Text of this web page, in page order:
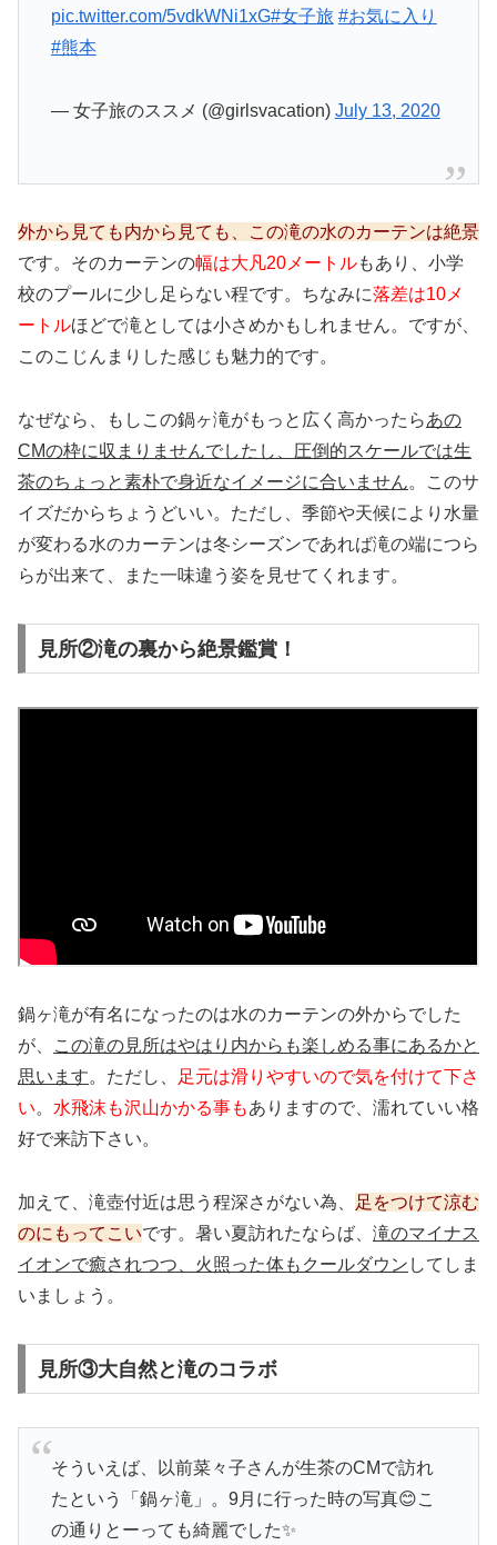
pic.twitter.com/5vdkWNi1xG#女子旅 #お気に入り
#熊本
— 女子旅のススメ (@girlsvacation) July 13, 2020
外から見ても内から見ても、この滝の水のカーテンは絶景
です。そのカーテンの幅は大凡20メートルもあり、小学
校のプールに少し足らない程です。ちなみに落差は10メ
ートルほどで滝としては小さめかもしれません。ですが、
このこじんまりした感じも魅力的です。
なぜなら、もしこの鍋ヶ滝がもっと広く高かったらあの
CMの枠に収まりませんでしたし、圧倒的スケールでは生
茶のちょっと素朴で身近なイメージに合いません。このサ
イズだからちょうどいい。ただし、季節や天候により水量
が変わる水のカーテンは冬シーズンであれば滝の端につら
らが出来て、また一味違う姿を見せてくれます。
見所②滝の裏から絶景鑑賞！
鍋ヶ滝が有名になったのは水のカーテンの外からでした
が、
この滝の見所はやはり内からも楽しめる事にあるかと
思います。ただし、
足元は滑りやすいので気を付けて下さ
い。 水飛沫も沢山かかる事もありますので、濡れていい格
好で来訪下さい。
加えて、滝壺付近は思う程深さがない為、
足をつけて涼む
のにもってこいです。暑い夏訪れたならば、 滝のマイナス
イオンで癒されつつ、火照った体もクールダウン してしま
いましょう。
見所③大自然と滝のコラボ
そういえば、以前菜々子さんが生茶のCMで訪れ
たという「鍋ヶ滝」。9月に行った時の写真😊こ
の通りとーっても綺麗でした✨